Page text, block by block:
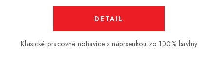
DETAIL
Klasické pracovné nohavice s náprsenkou zo 100% bavlny